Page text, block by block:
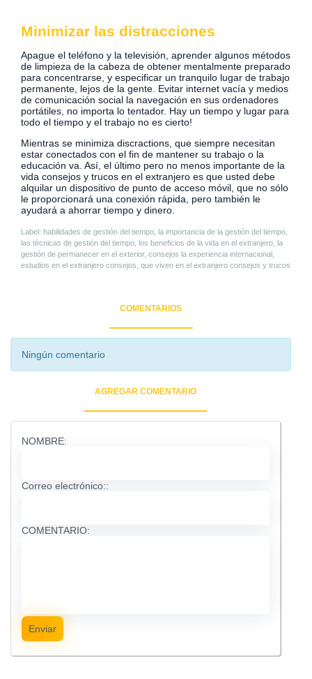
Minimizar las distracciones
Apague el teléfono y la televisión, aprender algunos métodos
de limpieza de la cabeza de obtener mentalmente preparado
para concentrarse, y especificar un tranquilo lugar de trabajo
permanente, lejos de la gente. Evitar internet vacía y medios
de comunicación social la navegación en sus ordenadores
portátiles, no importa lo tentador. Hay un tiempo y lugar para
todo el tiempo y el trabajo no es cierto!
Mientras se minimiza discractions, que siempre necesitan
estar conectados con el fin de mantener su trabajo o la
educación va. Así, el último pero no menos importante de la
vida consejos y trucos en el extranjero es que usted debe
alquilar un dispositivo de punto de acceso móvil, que no sólo
le proporcionará una conexión rápida, pero también le
ayudará a ahorrar tiempo y dinero.
Label: habilidades de gestión del tiempo, la importancia de la gestión del tiempo,
las técnicas de gestión del tiempo, los beneficios de la vida en el extranjero, la
gestión de permanecer en el exterior, consejos la experiencia internacional,
estudios en el extranjero consejos, que viven en el extranjero consejos y trucos
COMENTARIOS
Ningún comentario
AGREGAR COMENTARIO
NOMBRE:
Correo electrónico::
COMENTARIO:
Enviar